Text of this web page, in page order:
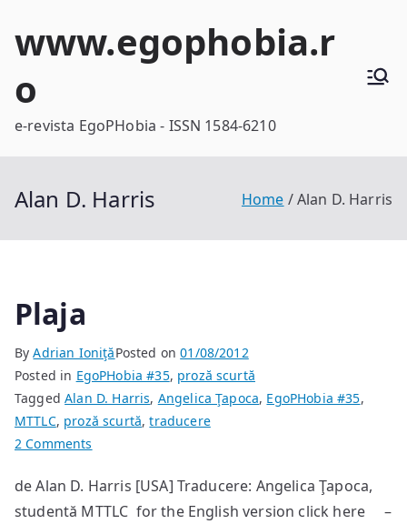
www.egophobia.r
o
e-revista EgoPHobia - ISSN 1584-6210
Alan D. Harris Home Alan D. Harris
Plaja
ByAdrian IoniţăPosted on01/08/2012
Posted in EgoPHobia #35, proză scurtă
TaggedAlan D. Harris, Angelica Ţapoca, EgoPHobia #35,
MTTLC, proză scurtă,traducere
2 Comments
de Alan D. Harris [USA] Traducere: Angelica Ţapoca,
studentă MTTLC for the English version click here –